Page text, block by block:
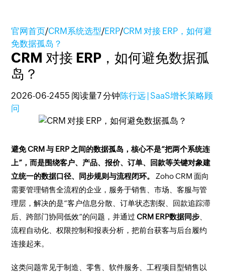
官网首页/CRM系统选型/ERP/CRM 对接 ERP，如何避
免数据孤岛？
CRM 对接 ERP，如何避免数据孤
岛？
2026-06-2455 阅读量7 分钟陈行远 | SaaS增长策略顾
问
避免 CRM 与 ERP 之间的数据孤岛，核心不是“把两个系统连
上”，而是围绕客户、产品、报价、订单、回款等关键对象建
立统一的数据口径、同步规则与流程闭环。
Zoho CRM 面向
需要管理销售全流程的企业，服务于销售、市场、客服与管
理层，解决的是“客户信息分散、订单状态割裂、回款追踪滞
后、跨部门协同低效”的问题，并通过CRM ERP数据同步
流程自动化、权限控制和报表分析，把前台获客与后台履约
连接起来。
这类问题常见于制造、零售、软件服务、工程项目型销售以